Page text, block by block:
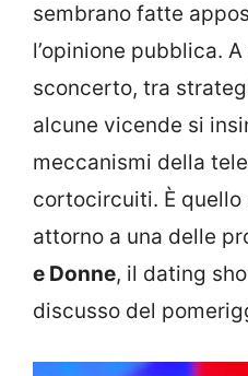
sembrano fatte
l’opinione pubblica.
sconcerto, tra
alcune vicende si
meccanismi della
cortocircuiti. È
attorno a una delle
e Donne, il dating
discusso del